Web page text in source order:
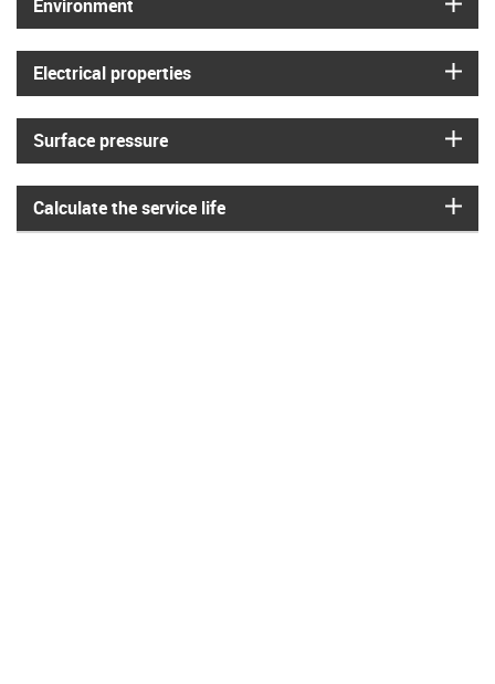
Environment
Electrical properties
Surface pressure
Calculate the service life